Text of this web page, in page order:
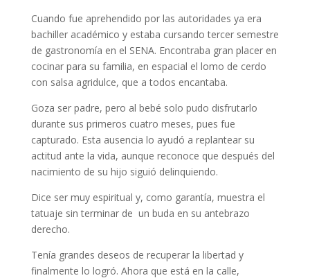
Cuando fue aprehendido por las autoridades ya era
bachiller académico y estaba cursando tercer semestre
de gastronomía en el SENA. Encontraba gran placer en
cocinar para su familia, en espacial el lomo de cerdo
con salsa agridulce, que a todos encantaba.
Goza ser padre, pero al bebé solo pudo disfrutarlo
durante sus primeros cuatro meses, pues fue
capturado. Esta ausencia lo ayudó a replantear su
actitud ante la vida, aunque reconoce que después del
nacimiento de su hijo siguió delinquiendo.
Dice ser muy espiritual y, como garantía, muestra el
tatuaje sin terminar de un buda en su antebrazo
derecho.
Tenía grandes deseos de recuperar la libertad y
finalmente lo logró. Ahora que está en la calle,